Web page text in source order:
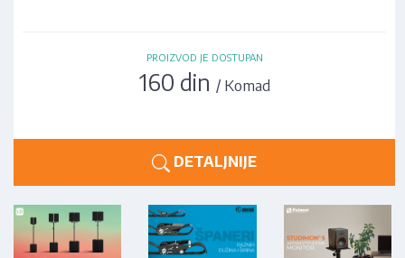
PROIZVOD JE DOSTUPAN
160 din / Komad
DETALJNIJE